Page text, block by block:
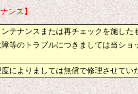
ンス】
ンテナンスまたは再チェックを施し
障等のトラブルにつきましては当ショ
度によりましては無償で修理させてい